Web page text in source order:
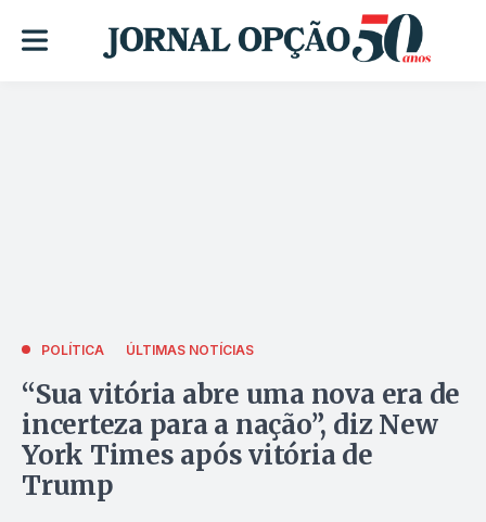
POLÍTICA ÚLTIMAS NOTÍCIAS
“Sua vitória abre uma nova era de
incerteza para a nação”, diz New
York Times após vitória de
Trump